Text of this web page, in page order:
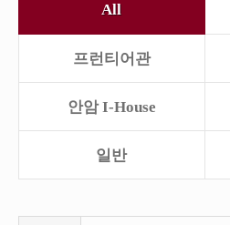
All
프런티어관
안암 I-House
일반